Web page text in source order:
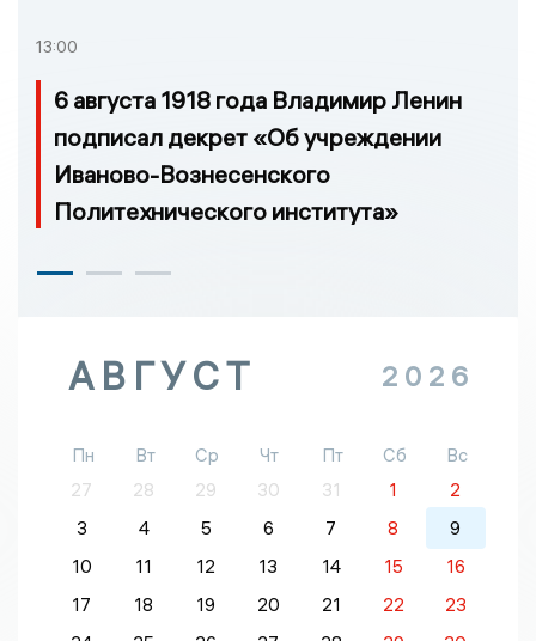
13:00
6 августа 1918 года Владимир Ленин
подписал декрет «Об учреждении
Иваново-Вознесенского
Политехнического института»
АВГУСТ 2026
Пн Вт Ср Чт Пт Сб
Вс
27
28 29 30 31 1
2
3
4 5 6 7 8
9
10
11 12 13 14 15
16
17
18 19 20 21 22
23